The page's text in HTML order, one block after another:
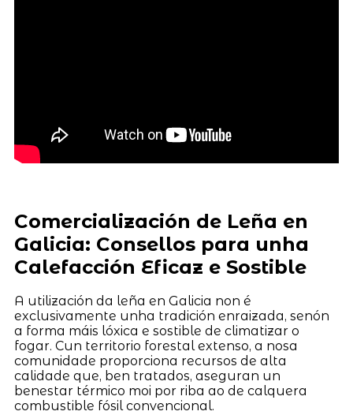
Comercialización de Leña en
Galicia: Consellos para unha
Calefacción Eficaz e Sostible
A utilización da leña en Galicia non é
exclusivamente unha tradición enraizada, senón
a forma máis lóxica e sostible de climatizar o
fogar. Cun territorio forestal extenso, a nosa
comunidade proporciona recursos de alta
calidade que, ben tratados, aseguran un
benestar térmico moi por riba ao de calquera
combustible fósil convencional.